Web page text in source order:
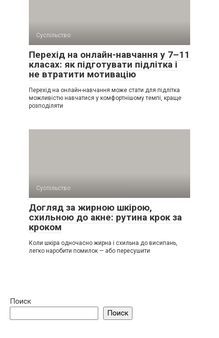
Суспільство
Перехід на онлайн-навчання у 7–11
класах: як підготувати підлітка і
не втратити мотивацію
Перехід на онлайн-навчання може стати для підлітка
можливістю навчатися у комфортнішому темпі, краще
розподіляти
Суспільство
Догляд за жирною шкірою,
схильною до акне: рутина крок за
кроком
Коли шкіра одночасно жирна і схильна до висипань,
легко наробити помилок — або пересушити
Поиск
Поиск